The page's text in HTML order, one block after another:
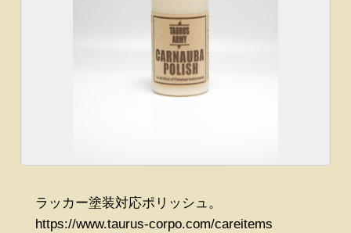
ラッカー塗装対応ポリッシュ。
https://www.taurus-corpo.com/careitems